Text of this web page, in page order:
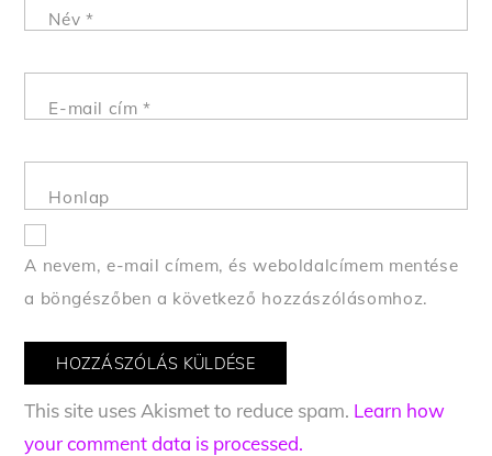
Név *
E-mail cím*
Honlap
A nevem, e-mail címem, és weboldalcímem mentése
a böngészőben a következő hozzászólásomhoz.
This site uses Akismet to reduce spam. Learn how
your comment data is processed.